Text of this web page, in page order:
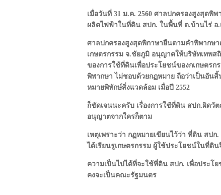
เมื่อวันที่ 31 ม.ค. 2560 ศาลปกครองสูงสุด
ผลิตไฟฟ้าในที่ดิน สปก. ในพื้นที่ ต.บ้านไร่ อ
ศาลปกครองสูงสุดพิกาษายืนตามคำพิพากษ
เกษตรกรรม จ.ชัยภูมิ อนุญาตให้บริษัทเทพ
ของการใช้ที่ดินเพื่อประโยชน์ของกเกษตร
พิพากษา ไม่ชอบด้วยกฏหมาย ถือว่าเป็นอัน
หมายพิทักษ์สิ่งแวดล้อม เมื่อปี 2552
ก็ชัดเจนนะครับ เรื่องการใช้ที่ดิน สปก.ผิดวั
อนุญาตจากใครก็ตาม
เหตุเพราะว่า กฏหมายเขียนไว้ว่า ที่ดิน สป
ได้เรียนรูเกษตรกรรม ผู้ใช้ประโยชน์ในที่ดิน
ความเป็นไปได้ที่จะใช้ที่ดิน สปก. เพื่อประโ
คงจะเป็นคณะรัฐมนตร